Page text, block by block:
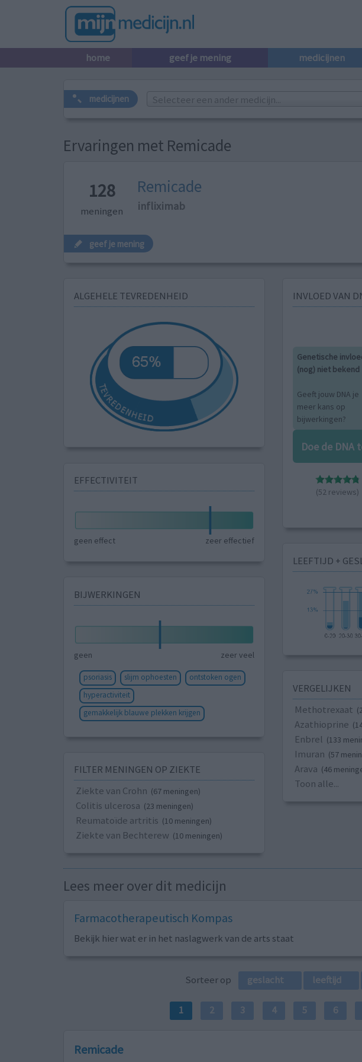
home geef je mening medicijnen
medicijnen Selecteer een ander medicijn...
Ervaringen met Remicade
128
meningen
Remicade
infliximab
geef je mening
ALGEHELE TEVREDENHEID
EFFECTIVITEIT
geen effect zeer effectief
BIJWERKINGEN
geen zeer veel
psoriasis slijm ophoesten
ontstoken ogen
hyperactiviteit
gemakkelijk blauwe plekken krijgen
FILTER MENINGEN OP ZIEKTE
Ziekte van Crohn (67 meningen)
Colitis ulcerosa (23 meningen)
Reumatoïde artritis (10 meningen)
Ziekte van Bechterew (10 meningen)
INVLOED VAN
Genetische
(nog) niet bekend
Geeft jouw DNA je
meer kans op
bijwerkingen?
Doe de DNA
(52 reviews)
LEEFTIJD +
VERGELIJKEN
Methotrexaat
Azathioprine
Enbrel (133
Imuran (57
Arava (46
Toon alle...
Lees meer over dit medicijn
Farmacotherapeutisch Kompas
Bekijk hier wat er in het naslagwerk van de arts staat
Sorteer op geslacht leeftijd
1 2 3 4 5 6
Remicade